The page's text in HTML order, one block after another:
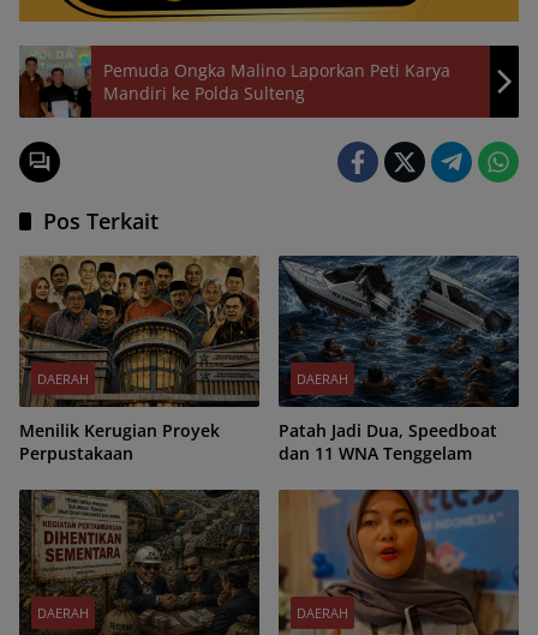
Pemuda Ongka Malino Laporkan Peti Karya
Mandiri ke Polda Sulteng
Pos Terkait
DAERAH
Menilik Kerugian Proyek
Perpustakaan
DAERAH
Patah Jadi Dua, Speedboat
dan 11 WNA Tenggelam
DAERAH DAERAH